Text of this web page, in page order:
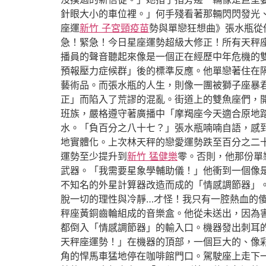
針眼大小的車位裡。」何手殘看著那輛閃閃發
座運新竹 子宮頸疫苗勢與單戀狂想曲》張水瓶
急！緊急！今日星座運勢超級大修正！所有天
播員的聲音聽起來像是一個正在經歷中年危機
預報壓力症候群」後的標準反應。他單戀著住
藝術品。而張水瓶的人生，則像一團被獅子座
正」而陷入了荒謬的混亂。街道上的雙魚座們
班族，嚴格遵守著廣播中「摩羯座今天適合原
水。「負百分之八十七？」張水瓶喃喃自語，
地實體化。上次林天秤的戀愛運勢跌至百分之
運勢至少提升到 新竹 猛健樂零。否則，他那份
武器。「我需要星象學輔助儀！」他衝到一個
不知名的外星計算器改造而成的「情感調節器」
脫一切的理性與冷靜…才怪！我只有一腔熱血的
秤座黃銅齒輪組成的音樂盒。他從未送出，因
都倒入「情感調節器」的輸入口。機器發出刺
天秤座運勢！」在機器的頂部，一個巨大的、像
角的悍馬車猛地停在咖啡館門口。駕駛座上走